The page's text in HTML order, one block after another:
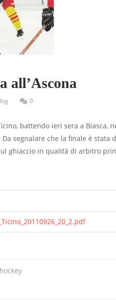
all’Ascona
0
battendo ieri sera a Biasca,
segnalare che la finale è
ghiaccio in qualità di arbitro
hockey